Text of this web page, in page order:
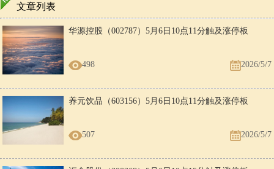
文章列表
华源控股（002787）5月6日10点11分触及涨停板
498 2026/5/7
养元饮品（603156）5月6日10点11分触及涨停板
507 2026/5/7